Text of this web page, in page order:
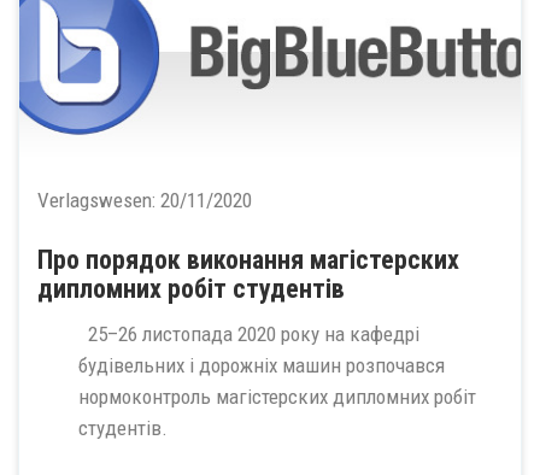
Verlagswesen: 20/11/2020
Про порядок виконання магістерских
дипломних робіт студентів
25–26 листопада 2020 року на кафедрі
будівельних і дорожніх машин розпочався
нормоконтроль магістерских дипломних робіт
студентів.